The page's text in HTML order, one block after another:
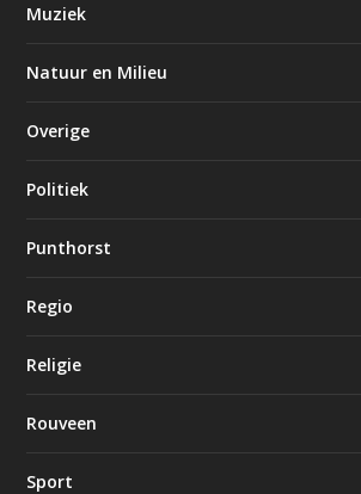
Muziek
Natuur en Milieu
Overige
Politiek
Punthorst
Regio
Religie
Rouveen
Sport